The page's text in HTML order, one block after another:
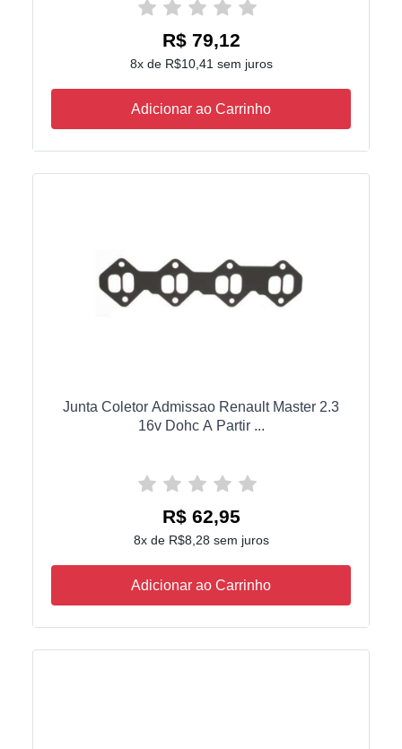
R$ 79,12
8x de R$10,41 sem juros
Adicionar ao Carrinho
Junta Coletor Admissao Renault Master 2.3
16v Dohc A Partir ...
R$ 62,95
8x de R$8,28 sem juros
Adicionar ao Carrinho